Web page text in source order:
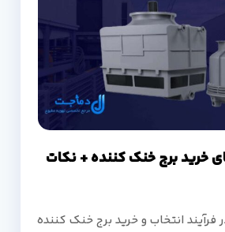
خرید برج خنک کننده + نکات
فرآیند انتخاب و خرید برج خنک کننده